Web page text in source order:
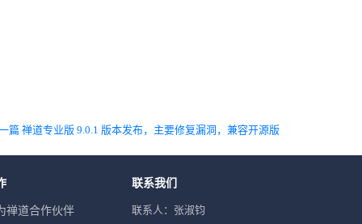
篇 禅道专业版 9.0.1 版本发布，主要修复漏洞，兼容开源版
禅道合作伙伴
联系我们
联系人：张淑钧